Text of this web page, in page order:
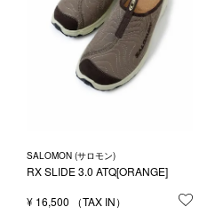
SALOMON (サロモン)
RX SLIDE 3.0 ATQ[ORANGE]
¥ 16,500